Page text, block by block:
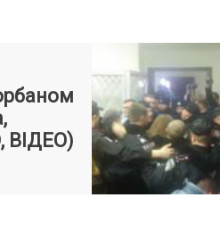
ВІДЕО)